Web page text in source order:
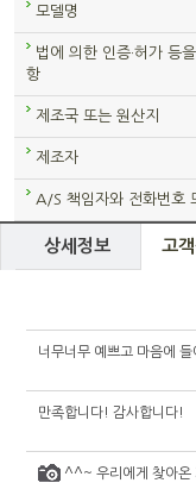
모델명
법에 의한 인증·허가 등
항
제조국 또는 원산지
제조자
A/S 책임자와 전화번호
상세정보 고
너무너무 예쁘고 마음에
만족합니다! 감사합니다!
^^~ 우리에게 찾아온